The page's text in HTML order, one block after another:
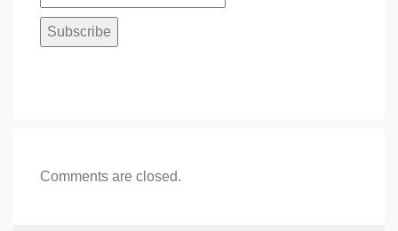
Comments are closed.